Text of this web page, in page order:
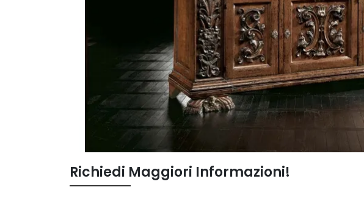
Richiedi Maggiori Informazioni!